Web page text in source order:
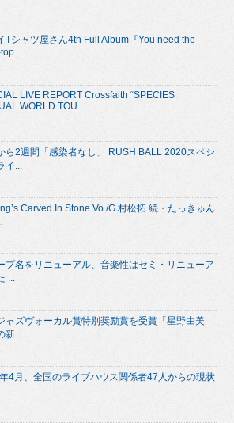
Tシャツ屋さん4th Full Album『You need the
LIVE REPORT Crossfaith “SPECIES
WORLD TOU...
ら2週間「感染者なし」 RUSH BALL 2020スペシ
イ...
Carved In Stone Vo./G.村松拓 続・たっきゅん
プ名をリニューアル、音楽性はセミ・リニューア
...
ャズヴォーカル賞特別奨励賞を受賞「星野由美
新...
4月、全国のライブハウス関係者47人からの現状